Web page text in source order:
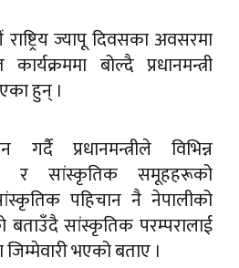
ज्यापू दिवसका अवसरमा
बोल्दै प्रधानमन्त्री
हुन् ।
गर्दै प्रधानमन्त्रीले विभिन्न
र सांस्कृतिक समूहहरूको
पहिचान नै नेपालीको
बताउँदै सांस्कृतिक परम्परालाई
भएको बताए ।